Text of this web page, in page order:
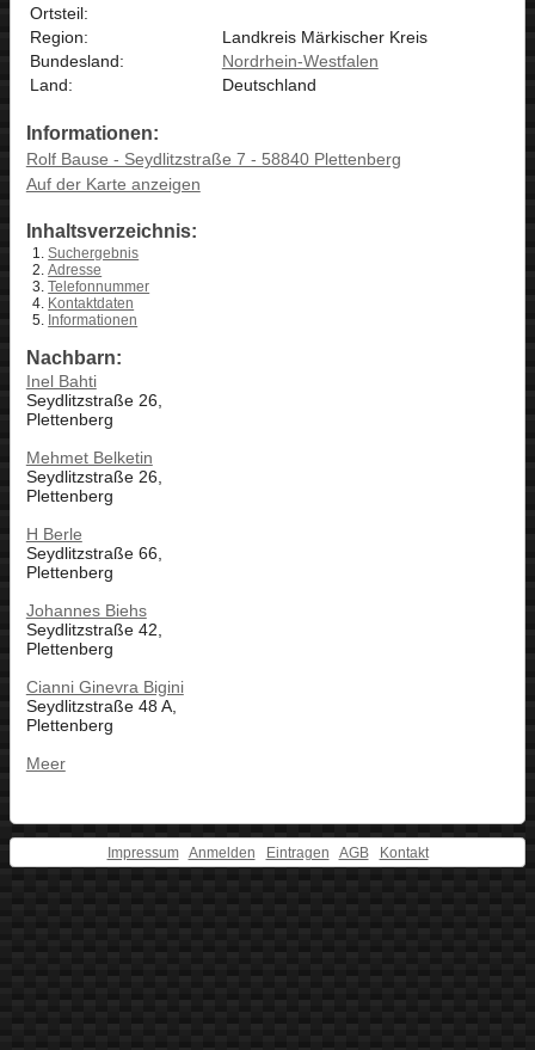
Ortsteil:
Region:
Landkreis Märkischer Kreis
Bundesland:
Nordrhein-Westfalen
Land:
Deutschland
Informationen:
Rolf Bause - Seydlitzstraße 7 - 58840 Plettenberg
Auf der Karte anzeigen
Inhaltsverzeichnis:
Suchergebnis
Adresse
Telefonnummer
Kontaktdaten
Informationen
Nachbarn:
Inel Bahti
Seydlitzstraße 26,
Plettenberg
Mehmet Belketin
Seydlitzstraße 26,
Plettenberg
H Berle
Seydlitzstraße 66,
Plettenberg
Johannes Biehs
Seydlitzstraße 42,
Plettenberg
Cianni Ginevra Bigini
Seydlitzstraße 48 A,
Plettenberg
Meer
Impressum Anmelden Eintragen AGB Kontakt